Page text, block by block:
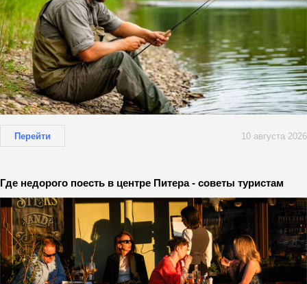
Перейти 10 августа 2026
Где недорого поесть в центре Питера - советы туристам